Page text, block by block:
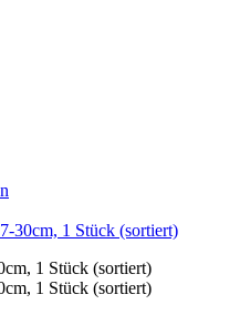
30cm, 1 Stück (sortiert)